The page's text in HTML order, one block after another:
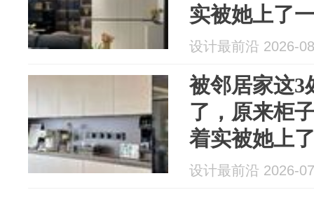
实被她上了
设计最前沿 2026-
被邻居家这3
了，原来柜
着实被她上
设计最前沿 2026-